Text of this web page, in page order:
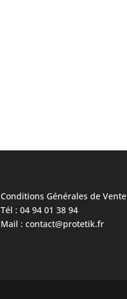
Conditions Générales de Vente
Tél : 04 94 01 38 94
Mail : contact@protetik.fr